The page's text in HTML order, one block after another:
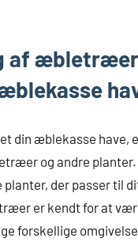
af
din æblekasse have,
og andre
der passer til
er kendt for at
forskellige